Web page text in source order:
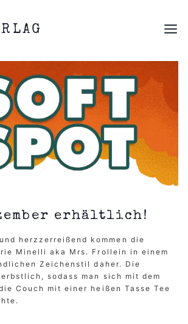
erhältlich!
herzzerreißend kommen die
Minelli aka Mrs. Frollein in einem
Zeichenstil daher. Die
sodass man sich mit dem
Couch mit einer heißen Tasse Tee